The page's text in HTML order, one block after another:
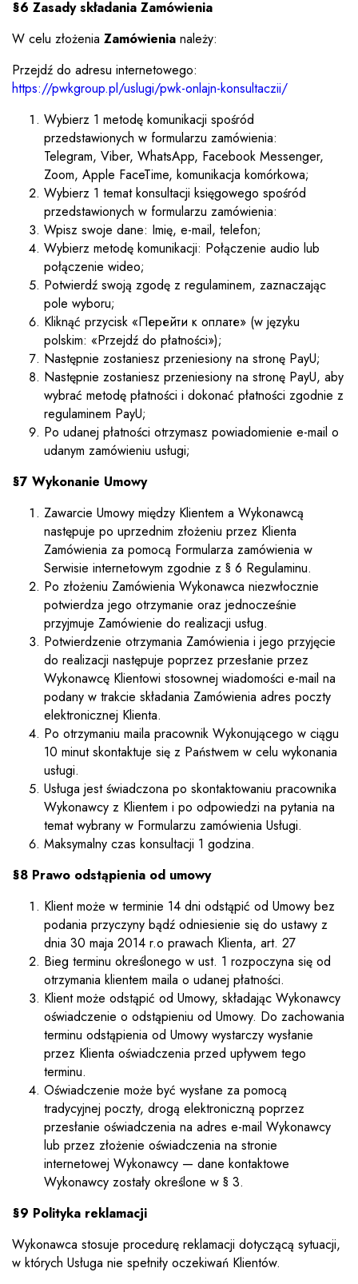
§6 Zasady składania Zamówienia
W celu złożenia Zamówienia należy:
Przejdź do adresu internetowego:
https://pwkgroup.pl/uslugi/pwk-onlajn-konsultaczii/
Wybierz 1 metodę komunikacji spośród
przedstawionych w formularzu zamówienia:
Telegram, Viber, WhatsApp, Facebook Messenger,
Zoom, Apple FaceTime, komunikacja komórkowa;
Wybierz 1 temat konsultacji księgowego spośród
przedstawionych w formularzu zamówienia:
Wpisz swoje dane: Imię, e-mail, telefon;
Wybierz metodę komunikacji: Połączenie audio lub
połączenie wideo;
Potwierdź swoją zgodę z regulaminem, zaznaczając
pole wyboru;
Kliknąć przycisk «Перейти к оплате» (w języku
polskim: «Przejdź do płatności»);
Następnie zostaniesz przeniesiony na stronę PayU;
Następnie zostaniesz przeniesiony na stronę PayU, aby
wybrać metodę płatności i dokonać płatności zgodnie z
regulaminem PayU;
Po udanej płatności otrzymasz powiadomienie e-mail o
udanym zamówieniu usługi;
§7 Wykonanie Umowy
Zawarcie Umowy między Klientem a Wykonawcą
następuje po uprzednim złożeniu przez Klienta
Zamówienia za pomocą Formularza zamówienia w
Serwisie internetowym zgodnie z § 6 Regulaminu.
Po złożeniu Zamówienia Wykonawca niezwłocznie
potwierdza jego otrzymanie oraz jednocześnie
przyjmuje Zamówienie do realizacji usług.
Potwierdzenie otrzymania Zamówienia i jego przyjęcie
do realizacji następuje poprzez przesłanie przez
Wykonawcę Klientowi stosownej wiadomości e-mail na
podany w trakcie składania Zamówienia adres poczty
elektronicznej Klienta.
Po otrzymaniu maila pracownik Wykonującego w ciągu
10 minut skontaktuje się z Państwem w celu wykonania
usługi.
Usługa jest świadczona po skontaktowaniu pracownika
Wykonawcy z Klientem i po odpowiedzi na pytania na
temat wybrany w Formularzu zamówienia Usługi.
Maksymalny czas konsultacji 1 godzina.
§8 Prawo odstąpienia od umowy
Klient może w terminie 14 dni odstąpić od Umowy bez
podania przyczyny bądź odniesienie się do ustawy z
dnia 30 maja 2014 r.o prawach Klienta, art. 27
Bieg terminu określonego w ust. 1 rozpoczyna się od
otrzymania klientem maila o udanej płatności.
Klient może odstąpić od Umowy, składając Wykonawcy
oświadczenie o odstąpieniu od Umowy. Do zachowania
terminu odstąpienia od Umowy wystarczy wysłanie
przez Klienta oświadczenia przed upływem tego
terminu.
Oświadczenie może być wysłane za pomocą
tradycyjnej poczty, drogą elektroniczną poprzez
przesłanie oświadczenia na adres e-mail Wykonawcy
lub przez złożenie oświadczenia na stronie
internetowej Wykonawcy — dane kontaktowe
Wykonawcy zostały określone w § 3.
§9 Polityka reklamacji
Wykonawca stosuje procedurę reklamacji dotyczącą sytuacji,
w których Usługa nie spełniły oczekiwań Klientów.